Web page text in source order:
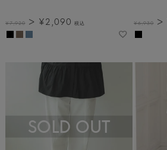
¥7,920 ¥2,090 税込 ¥6,930
SOLD OUT